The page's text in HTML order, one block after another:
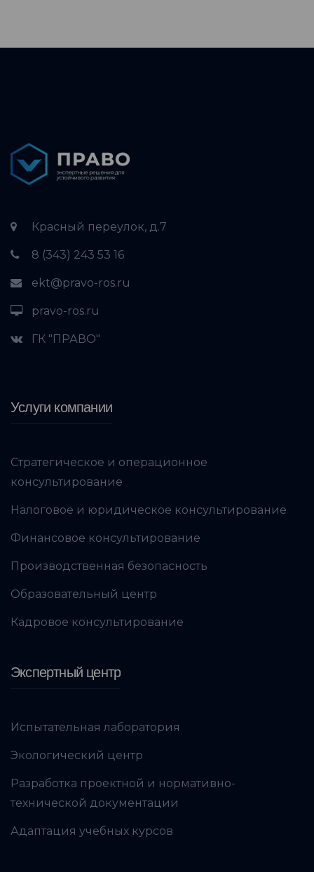
Красный переулок, д.7
8 (343) 243 53 16
ekt@pravo-ros.ru
pravo-ros.ru
ГК "ПРАВО"
Услуги компании
Стратегическое и операционное
консультирование
Налоговое и юридическое консультирование
Финансовое консультирование
Производственная безопасность
Образовательный центр
Кадровое консультирование
Экспертный центр
Испытательная лаборатория
Экологический центр
Разработка проектной и нормативно-
технической документации
Адаптация учебных курсов